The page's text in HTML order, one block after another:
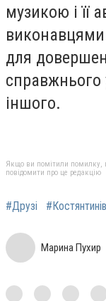
музикою і її
для
справжнього
іншого.
Якщо ви помітили помилку,
повідомити про це редакцію
#Друзі
Марина Пухир